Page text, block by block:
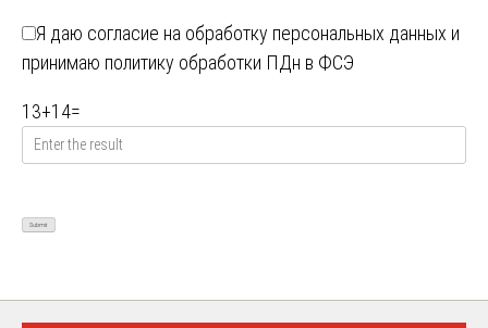
Я даю согласие на обработку персональных данных и
принимаю политику обработки ПДн в ФСЭ
13+14=